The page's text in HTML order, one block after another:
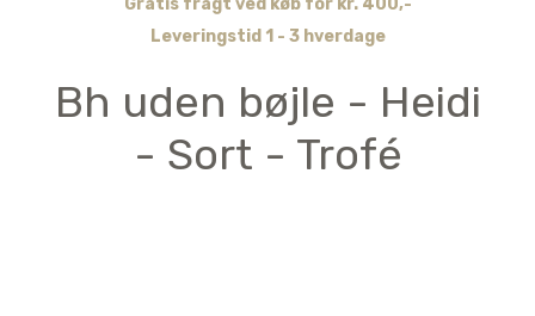
Gratis fragt ved køb for kr. 400,-
Leveringstid 1 - 3 hverdage
Bh uden bøjle - Heidi
- Sort - Trofé